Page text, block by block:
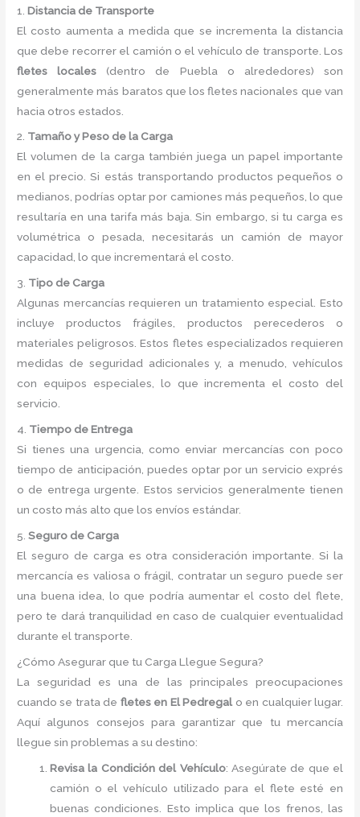
1.Distancia de Transporte
El costo aumenta a medida que se incrementa la distancia
que debe recorrer el camión o el vehículo de transporte. Los
fletes locales (dentro de Puebla o alrededores) son
generalmente más baratos que los fletes nacionales que van
hacia otros estados.
2. Tamaño y Peso de la Carga
El volumen de la carga también juega un papel importante
en el precio. Si estás transportando productos pequeños o
medianos, podrías optar por camiones más pequeños, lo que
resultaría en una tarifa más baja. Sin embargo, si tu carga es
volumétrica o pesada, necesitarás un camión de mayor
capacidad, lo que incrementará el costo.
3. Tipo de Carga
Algunas mercancías requieren un tratamiento especial. Esto
incluye productos frágiles, productos perecederos o
materiales peligrosos. Estos fletes especializados requieren
medidas de seguridad adicionales y, a menudo, vehículos
con equipos especiales, lo que incrementa el costo del
servicio.
4. Tiempo de Entrega
Si tienes una urgencia, como enviar mercancías con poco
tiempo de anticipación, puedes optar por un servicio exprés
o de entrega urgente. Estos servicios generalmente tienen
un costo más alto que los envíos estándar.
5.Seguro de Carga
El seguro de carga es otra consideración importante. Si la
mercancía es valiosa o frágil, contratar un seguro puede ser
una buena idea, lo que podría aumentar el costo del flete,
pero te dará tranquilidad en caso de cualquier eventualidad
durante el transporte.
¿Cómo Asegurar que tu Carga Llegue Segura?
La seguridad es una de las principales preocupaciones
cuando se trata de fletes en El Pedregal o en cualquier lugar.
Aquí algunos consejos para garantizar que tu mercancía
llegue sin problemas a su destino:
Revisa la Condición del Vehículo: Asegúrate de que el
camión o el vehículo utilizado para el flete esté en
buenas condiciones. Esto implica que los frenos, las